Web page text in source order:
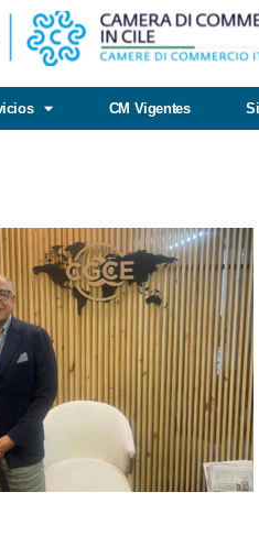
CM Vigentes